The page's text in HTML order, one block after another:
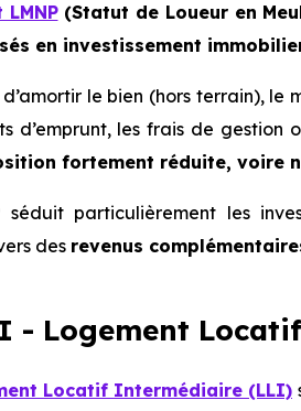
(Statut de Loueur en
en investissement
le bien (hors terrain), le
d’emprunt, les frais de
fortement réduite, voire
séduit particulièrement les
des revenus
- Logement
Locatif Intermédiaire (LLI)